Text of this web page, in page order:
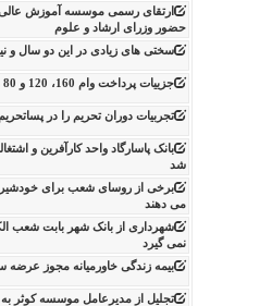
ارتقای رسمی موسسه آموزش عالی
حضور وزرای ارشاد و علوم
سختی های زیادی در این دو سال و
جزییات پرداخت وام 160، 120 و 80 میلیونی مسکن
تجربیات دوران تحریم را در
بانک پاسارگاد واحد کارآفرین و
شد
برخی از روسای شعب برای
می دهند
شهرداری از بانک شهر بابت شعب
نمی گیرد
بیمه زندگی خاورمیانه مجوز
تجلیل از مدیرعامل موسسه کوثر به